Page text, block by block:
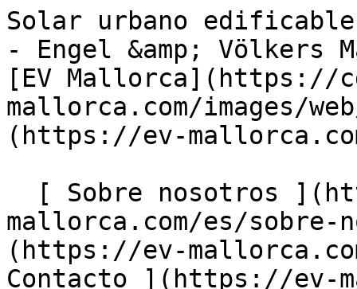
Solar urbano edificable en el corazón de Esporles - Engel &amp; Völkers Mallorca                [ ![EV Mallorca](https://cdn.ev-mallorca.com/images/web/EV_Logo_RGB.svg) ](https://ev-mallorca.com/es)  Mallorca  

  [ Sobre nosotros ](https://ev-mallorca.com/es/sobre-nosotros) [ Sobre Mallorca ](https://ev-mallorca.com/es/sobre-mallorca) [ Contacto ](https://ev-mallorca.com/es/ubicaciones-de-oficinas) [ Vender propiedad ](https://ev-mallorca.com/es/vender-propiedad-mallorca) [    Mi cuenta  ](https://ev-mallorca.com/es/mi-cuenta)   Español       [ English ](https://ev-mallorca.com/en/mallorca-property/urban-building-plot-in-the-centre-of-esporles-W-0492E4)    [ Deutsch ](https://ev-mallorca.com/de/mallorca-immobilie/urbanes-baugrundstuck-in-zentraler-lage-von-esporles-W-0492E4)   [ Català ](https://ev-mallorca.com/ca/immoble-mallorca/parcella-urbana-al-cor-desporles-W-0492E4)   [ Svenska ](https://ev-mallorca.com/sv/mallorca-fastighet/urban-byggtomt-i-centrum-av-esporles-W-0492E4)   [ Français ](https://ev-mallorca.com/fr/bien-majorque/terrain-a-batir-urbain-dans-le-centre-desporles-W-0492E4)   [ Polski ](https://ev-mallorca.com/pl/nieruchomosc-majorce/miejska-dzialka-budowlana-w-centrum-esporles-W-0492E4)   [ Italiano ](https://ev-mallorca.com/it/immobili-maiorca/terreno-edificabile-urbano-nel-centro-di-esporles-W-0492E4)   [ Dutch ](https://ev-mallorca.com/nl/mallorca-eigendom/bouwgrond-in-het-centrum-van-esporles-W-0492E4)   [ Русский ](https://ev-mallorca.com/ru/nedvizhimost-mayorka/ucastok-pod-zastroiku-v-centre-esporlesa-W-0492E4)   [ Dansk ](https://ev-mallorca.com/da/mallorca-ejendom/urban-byggegrund-i-centrum-af-esporles-W-0492E4)   

  Comprar  [ Todas las propiedades ](https://ev-mallorca.com/es/inmobiliaria-mallorca?contract_type=0) [ Casa ](https://ev-mallorca.com/es/inmobiliaria-mallorca?contract_type=0&type%5B0%5D=0) [ Finca ](https://ev-mallorca.com/es/inmobiliaria-mallorca?contract_type=0&type%5B0%5D=1) [ Apartamento ](https://ev-mallorca.com/es/inmobiliaria-mallorca?contract_type=0&type%5B0%5D=2) [ Ático ](https://ev-mallorca.com/es/inmobiliaria-mallorca?contract_type=0&type%5B0%5D=5) [ Solares ](https://ev-mallorca.com/es/inmobiliaria-mallorca?contract_type=0&type%5B0%5D=3) [ Obra nueva ](https://ev-mallorca.com/es/inmobiliaria-mallorca?contract_type=0&type%5B0%5D=development) 

  Alquilar  [ Todas las propiedades ](https://ev-mallorca.com/es/inmobiliaria-mallorca?contract_type=1) [ Casa ](https://ev-mallorca.com/es/inmobiliaria-mallorca?contract_type=1&type%5B0%5D=0) [ Finca ](https://ev-mallorca.com/es/inmobiliaria-mallorca?contract_type=1&type%5B0%5D=1) [ Apartamento ](https://ev-mallorca.com/es/inmobiliaria-mallorca?contract_type=1&type%5B0%5D=2) [ Ático ](https://ev-mallorca.com/es/inmobiliaria-mallorca?contract_type=1&type%5B0%5D=5) 

  Alquiler Vacacional  [ Todas las propiedades ](https://ev-mallorca.com/es/alquiler-vacacional) [ Casa ](https://ev-mallorca.com/es/alquiler-vacacional?type%5B0%5D=0) [ Finca ](https://ev-mallorca.com/es/alquiler-vacacional?type%5B0%5D=1) [ Apartamento ](https://ev-mallorca.com/es/alquiler-vacacional?type%5B0%5D=2) [ Ático ](https://ev-mallorca.com/es/alquiler-vacacional?type%5B0%5D=5) 

  Comercial  [ Todas las propiedades ](https://ev-mallorca.com/es/propiedades-comerciales) [ Agricultura y bosques ](https://ev-mallorca.com/es/propiedades-comerciales?type%5B0%5D=6) [ Hotel ](https://ev-mallorca.com/es/propiedades-comerciales?type%5B0%5D=7) [ Industria ](https://ev-mallorca.com/es/propiedades-comerciales?type%5B0%5D=8) [ Inversión ](https://ev-mallorca.com/es/propiedades-comerciales?type%5B0%5D=9) [ Gastronomía ](https://ev-mallorca.com/es/propiedades-comerciales?type%5B0%5D=10) [ Solares ](https://ev-mallorca.com/es/propiedades-comerciales?type%5B0%5D=11) [ Oficina ](https://ev-mallorca.com/es/propiedades-comerciales?type%5B0%5D=12) [ Otros ](https://ev-mallorca.com/es/propiedades-comerciales?type%5B0%5D=13) [ Tienda ](https://ev-mallorca.com/es/propiedades-comerciales?type%5B0%5D=14) 

 [ Obra nueva ](https://ev-mallorca.com/es/obra-nueva-mallorca) 

     Español       [ English ](https://ev-mallorca.com/en/mallorca-property/urban-building-plot-in-the-centre-of-esporles-W-0492E4)    [ Deutsch ](https://ev-mallorca.com/de/mallorca-immobilie/urbanes-baugrundstuck-in-zentraler-lage-von-esporles-W-0492E4)   [ Català ](https://ev-mallorca.com/ca/immoble-mallorca/parcella-urbana-al-cor-desporles-W-0492E4)   [ Svenska ](https://ev-mallorca.com/sv/mallorca-fastighet/urban-byggtomt-i-centrum-av-esporles-W-0492E4)   [ Français